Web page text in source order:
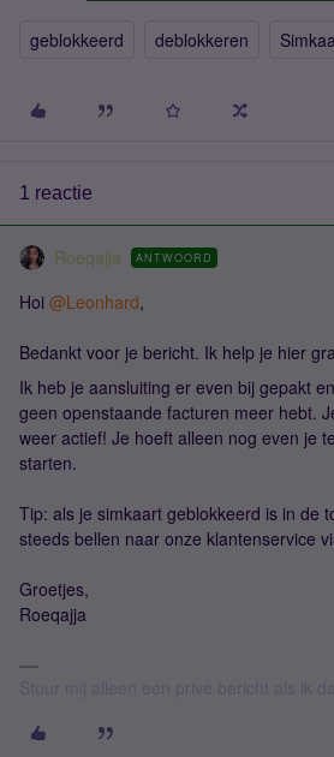
geblokkeerd deblokkeren
1 reactie
Roeqajja ANTWOORD
Hoi @Leonhard,
Bedankt voor je bericht. Ik help je hier
Ik heb je aansluiting er even bij gepakt
geen openstaande facturen meer hebt.
weer actief! Je hoeft alleen nog even je
starten.
Tip: als je simkaart geblokkeerd is in de
steeds bellen naar onze klantenservice
Groetjes,
Roeqajja